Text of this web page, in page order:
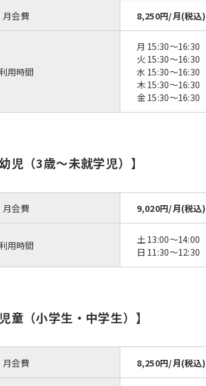
月会費 8,250円/月(税込)
用時間
月 15:30〜16:30
火 15:30〜16:30
水 15:30〜16:30
木 15:30〜16:30
金 15:30〜16:30
（3歳〜未就学児）】
月会費 9,020円/月(税込)
用時間
土 13:00～14:00
日 11:30～12:30
（小学生・中学生）】
月会費 8,250円/月(税込)